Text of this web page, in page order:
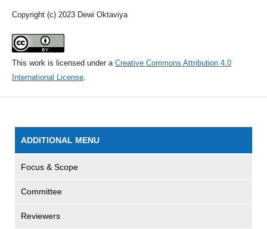
Copyright (c) 2023 Dewi Oktaviya
This work is licensed under a Creative Commons Attribution 4.0
International License.
ADDITIONAL MENU
Focus & Scope
Committee
Reviewers